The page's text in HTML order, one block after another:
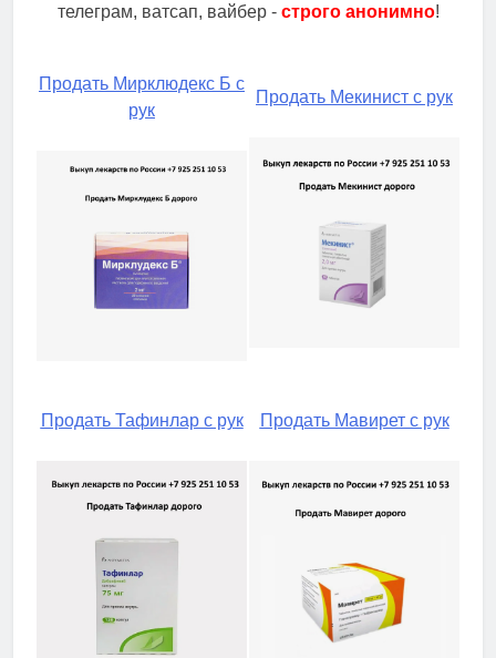
телеграм, ватсап, вайбер - строго анонимно!
Продать Мирклюдекс Б с
рук
Продать Мекинист с рук
Продать Тафинлар с рук Продать Мавирет с рук